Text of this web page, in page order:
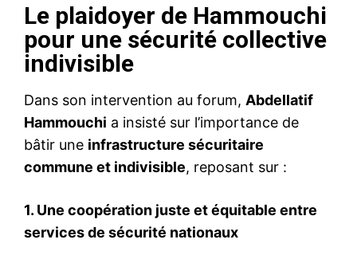
Le plaidoyer de Hammouchi
pour une sécurité collective
indivisible
Dans son intervention au forum, Abdellatif
Hammouchi a insisté sur l’importance de
bâtir une infrastructure sécuritaire
commune et indivisible, reposant sur :
1. Une coopération juste et équitable entre
services de sécurité nationaux